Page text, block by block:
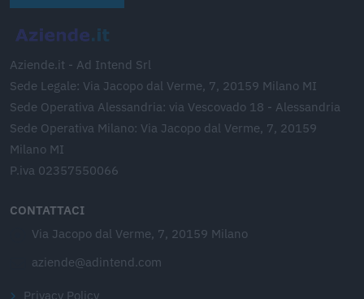
Aziende.it - Ad Intend Srl
Sede Legale: Via Jacopo dal Verme, 7, 20159 Milano MI
Sede Operativa Alessandria: via Vescovado 18 - Alessandria
Sede Operativa Milano: Via Jacopo dal Verme, 7, 20159
Milano MI
P.iva 02357550066
CONTATTACI
Via Jacopo dal Verme, 7, 20159 Milano
aziende@adintend.com
Privacy Policy